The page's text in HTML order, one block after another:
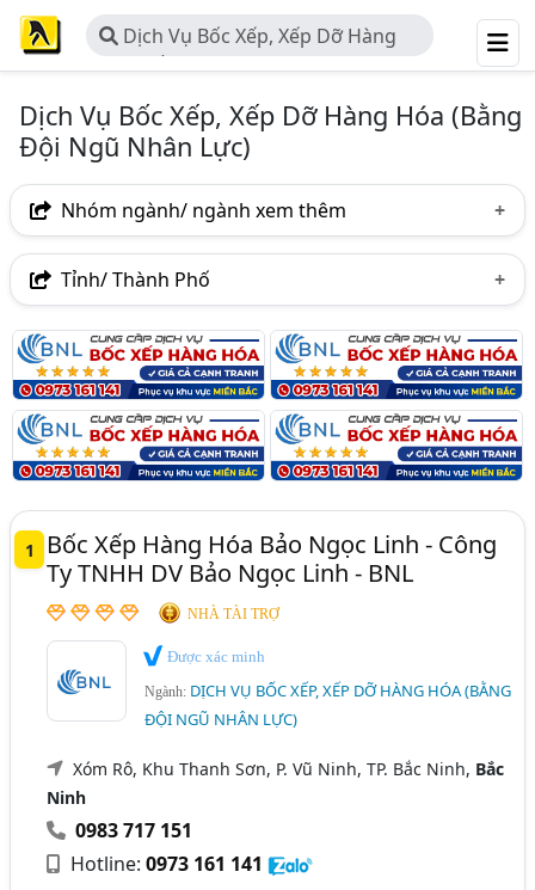
Dịch Vụ Bốc Xếp, Xếp Dỡ Hàng
Hóa (Bằng Đội Ngũ Nhân Lực)
Dịch Vụ Bốc Xếp, Xếp Dỡ Hàng Hóa (Bằng
Đội Ngũ Nhân Lực)
Nhóm ngành/ ngành xem thêm
Ngành nghề
Nhân Lực)(183)
Ngành xem thêm
Vận Tải Đường Bộ (1281)
Dịch Vụ Chuyển Nhà, Dọn Nhà, Văn Phòng (Trọn Gói,
Tỉnh/ Thành Phố
Hà Nội TP. Hồ Chí Minh (TPHCM)
Đồng Nai
Bình Dương
Tp. Đà Nẵng
TP. Hải Phòng
Bà Rịa-Vũng Tàu
Bắc Ninh
Hà Tĩnh
Lạng Sơn
Nam Định
Nghệ An
Quảng Ninh
TP. Cần Thơ
Bắc Giang
Gia Lai
Hà Giang Long An
Quảng Ngãi
Tây Ninh
1
Bốc Xếp Hàng Hóa Bảo Ngọc Linh - Công
Ty TNHH DV Bảo Ngọc Linh - BNL
NHÀ TÀI TRỢ
Được xác minh
Ngành: DỊCH VỤ BỐC XẾP, XẾP DỠ HÀNG HÓA (BẰNG
ĐỘI NGŨ NHÂN LỰC)
Xóm Rô, Khu Thanh Sơn, P. Vũ Ninh, TP. Bắc Ninh, Bắc
Ninh
0983 717 151
Hotline:0973 161 141